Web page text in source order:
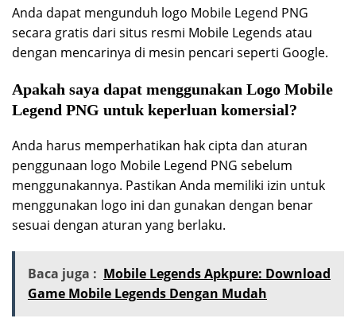
Anda dapat mengunduh logo Mobile Legend PNG
secara gratis dari situs resmi Mobile Legends atau
dengan mencarinya di mesin pencari seperti Google.
Apakah saya dapat menggunakan Logo Mobile
Legend PNG untuk keperluan komersial?
Anda harus memperhatikan hak cipta dan aturan
penggunaan logo Mobile Legend PNG sebelum
menggunakannya. Pastikan Anda memiliki izin untuk
menggunakan logo ini dan gunakan dengan benar
sesuai dengan aturan yang berlaku.
Baca juga : Mobile Legends Apkpure: Download
Game Mobile Legends Dengan Mudah